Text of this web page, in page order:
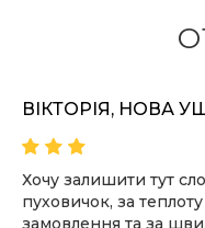
ВІКТОРІЯ, НОВА
Хочу залишити тут
пуховичок, за
замовлення та за